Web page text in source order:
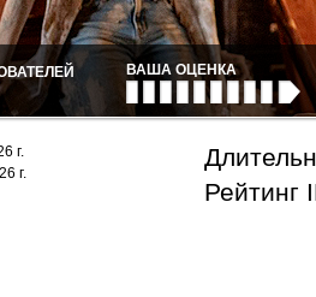
ВАША ОЦЕНКА
г.
г.
Рейтинг